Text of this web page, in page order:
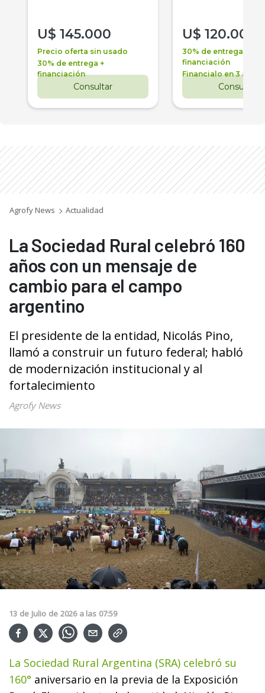
U$ 145.000
Precio oferta sin usado
30% de entrega +
financiación
Consultar
U$ 120.000
30% de entrega +
financiación
Financialo en 3 años
Consultar
Agrofy News Actualidad
La Sociedad Rural celebró 160
años con un mensaje de
cambio para el campo
argentino
El presidente de la entidad, Nicolás Pino,
llamó a construir un futuro federal; habló
de modernización institucional y al
fortalecimiento
Agrofy News
13 de Julio de 2026 a las 07:59
La Sociedad Rural Argentina (SRA) celebró su
160° aniversario en la previa de la Exposición